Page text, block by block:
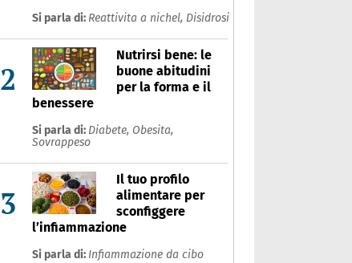
Si parla di: Reattivita a nichel, Disidrosi
2
Nutrirsi bene: le
buone abitudini
per la forma e il
benessere
Si parla di: Diabete, Obesita,
Sovrappeso
3
Il tuo profilo
alimentare per
sconfiggere
l’infiammazione
Si parla di: Infiammazione da cibo